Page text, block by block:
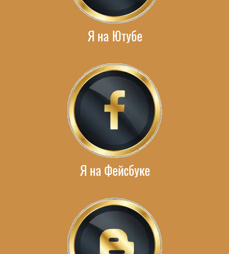
Я на Ютубе
Я на Фейсбуке